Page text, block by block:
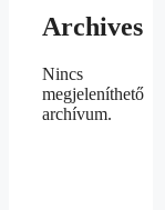
Archives
Nincs
megjeleníthető
archívum.